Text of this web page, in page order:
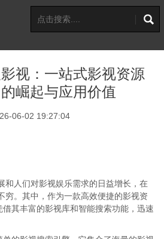
视：一站式影视资源
崛起与应用价值
06-02 19:27:04
和人们对影视娱乐需求的日益增长，在
穷。其中，作为一款高效便捷的影视资
借其丰富的影视库和智能搜索功能，迅速